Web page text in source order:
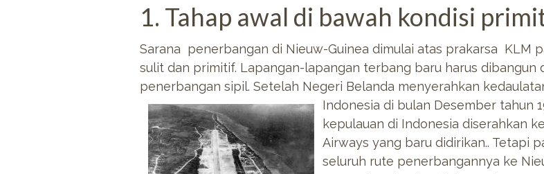
1. Tahap awal di bawah kondisi
Sarana penerbangan di Nieuw-Guinea dimulai atas prakarsa KLM
sulit dan primitif. Lapangan-lapangan terbang baru harus dibangun
penerbangan sipil. Setelah Negeri Belanda menyerahkan
Indonesia di bulan Desember tahun
kepulauan di Indonesia diserahkan
Airways yang baru didirikan.. Tetapi
seluruh rute penerbangannya ke